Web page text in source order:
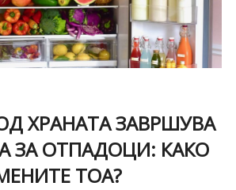
ХРАНАТА ЗАВРШУВА
ЗА ОТПАДОЦИ: КАКО
ТОА?